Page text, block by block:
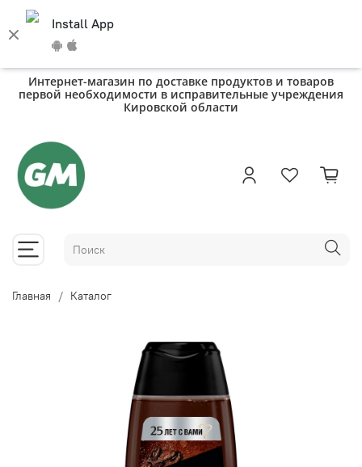
Install App
Интернет-магазин по доставке продуктов и товаров
первой необходимости в исправительные учреждения
Кировской области
Главная Каталог